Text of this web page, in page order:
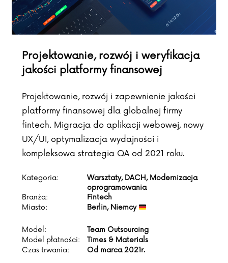
Projektowanie, rozwój i weryfikacja
jakości platformy finansowej
Projektowanie, rozwój i zapewnienie jakości
platformy finansowej dla globalnej firmy
fintech. Migracja do aplikacji webowej, nowy
UX/UI, optymalizacja wydajności i
kompleksowa strategia QA od 2021 roku.
Kategoria:
Warsztaty, DACH, Modernizacja
oprogramowania
Branża:
Fintech
Miasto:
Berlin, Niemcy
Model:
Team Outsourcing
Model płatności:
Times & Materials
Czas trwania:
Od marca 2021r.